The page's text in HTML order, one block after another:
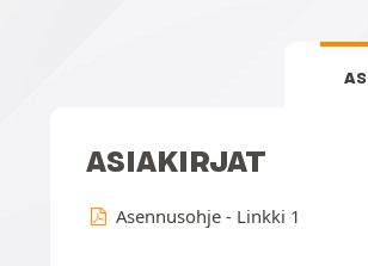
ASIAKIRJAT
Asennusohje - Linkki 1